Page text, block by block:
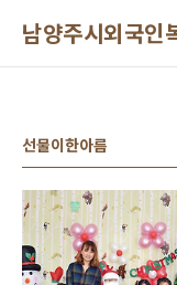
남양주시외국인
선물이한아름